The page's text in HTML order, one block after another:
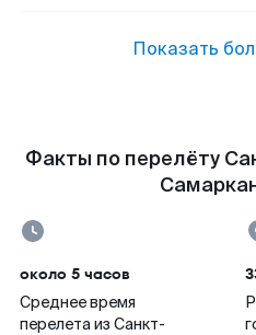
Показать
Факты по перелёту
около 5 часов
Среднее время
перелета из Санкт-